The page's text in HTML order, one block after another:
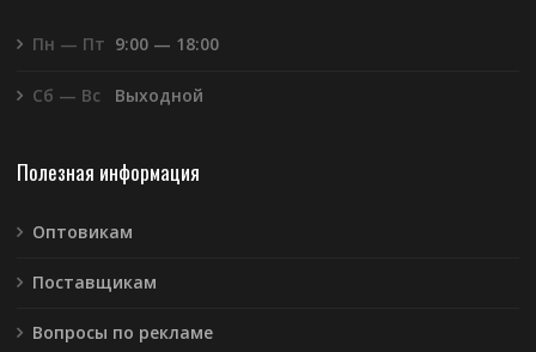
Пн — Пт 9:00 — 18:00
Сб — Вс Выходной
Полезная информация
Оптовикам
Поставщикам
Вопросы по рекламе